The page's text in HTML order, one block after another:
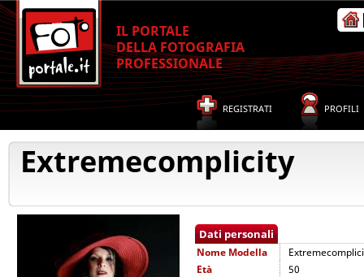
IL PORTALE
DELLA FOTOGRAFIA
PROFESSIONALE
REGISTRATI PROFILI
Extremecomplicity
Dati personali
Nome Modella
Età
50